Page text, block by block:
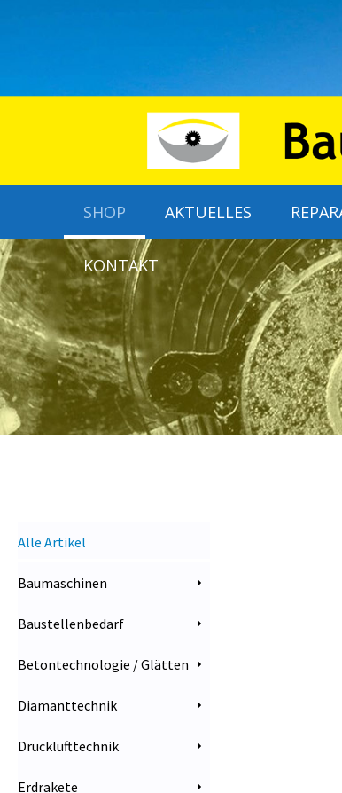
SHOP AKTUELLES
KONTAKT
Alle Artikel
Baumaschinen
Baustellenbedarf
Betontechnologie / Glätten
Diamanttechnik
Drucklufttechnik
Erdrakete